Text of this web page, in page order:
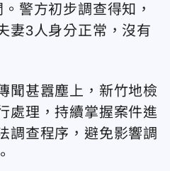
警方初步調查得知，
妻3人身分正常，沒有
聞甚囂塵上，新竹地檢
處理，持續掌握案件進
調查程序，避免影響調